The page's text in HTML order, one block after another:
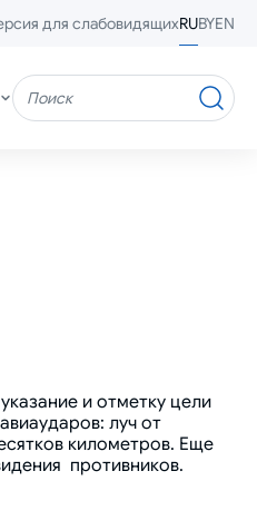
для слабовидящихRUBYEN
Поиск
и отметку цели
луч от
километров. Еще
противников.